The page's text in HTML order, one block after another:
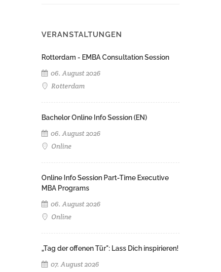
VERANSTALTUNGEN
Rotterdam - EMBA Consultation Session
06. August 2026
Rotterdam
Bachelor Online Info Session (EN)
06. August 2026
Online
Online Info Session Part-Time Executive
MBA Programs
06. August 2026
Online
„Tag der offenen Tür": Lass Dich inspirieren!
07. August 2026